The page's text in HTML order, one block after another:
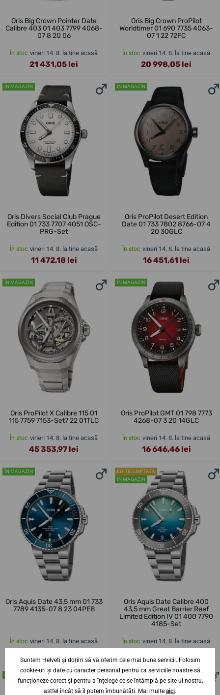
Oris Big Crown Pointer Date
Calibre 403 01 403 7799 4068-
07 8 20 06
În stoc vineri 14. 8. la tine acasă
21 431,05 lei
Oris Big Crown ProPilot
Worldtimer 01 690 7735 4063-
07 1 22 72FC
În stoc vineri 14. 8. la tine acasă
20 998,05 lei
ÎN MAGAZIN
Oris Divers Social Club Prague
Edition 01 733 7707 4051 OSC-
PRG-Set
În stoc vineri 14. 8. la tine acasă
11 472,18 lei
ÎN MAGAZIN
Oris ProPilot Desert Edition
Date 01 733 7802 8766-07 4
20 30GLC
În stoc vineri 14. 8. la tine acasă
16 451,61 lei
ÎN MAGAZIN
Oris ProPilot X Calibre 115 01
115 7759 7153-Set7 22 01TLC
În stoc vineri 14. 8. la tine acasă
45 353,97 lei
ÎN MAGAZIN
Oris ProPilot GMT 01 798 7773
4268-07 3 20 14GLC
În stoc vineri 14. 8. la tine acasă
16 646,46 lei
ÎN MAGAZIN
Oris Aquis Date 43,5 mm 01 733
7789 4135-07 8 23 04PEB
În stoc vineri 14. 8. la tine acasă
EDIȚIE LIMITATĂ
ÎN MAGAZIN
Oris Aquis Date Calibre 400
43,5 mm Great Barrier Reef
Limited Edition IV 01 400 7790
4185-Set
În stoc vineri 14. 8. la tine acasă
ÎN MAGAZIN
Suntem Helveti și dorim să vă oferim cele mai bune servicii. Folosim
cookie-uri și date cu caracter personal pentru ca serviciile noastre să
funcționeze corect și pentru a înțelege ce se întâmplă pe site-ul nostru,
astfel încât să îl putem îmbunătăți. Mai multe aici.